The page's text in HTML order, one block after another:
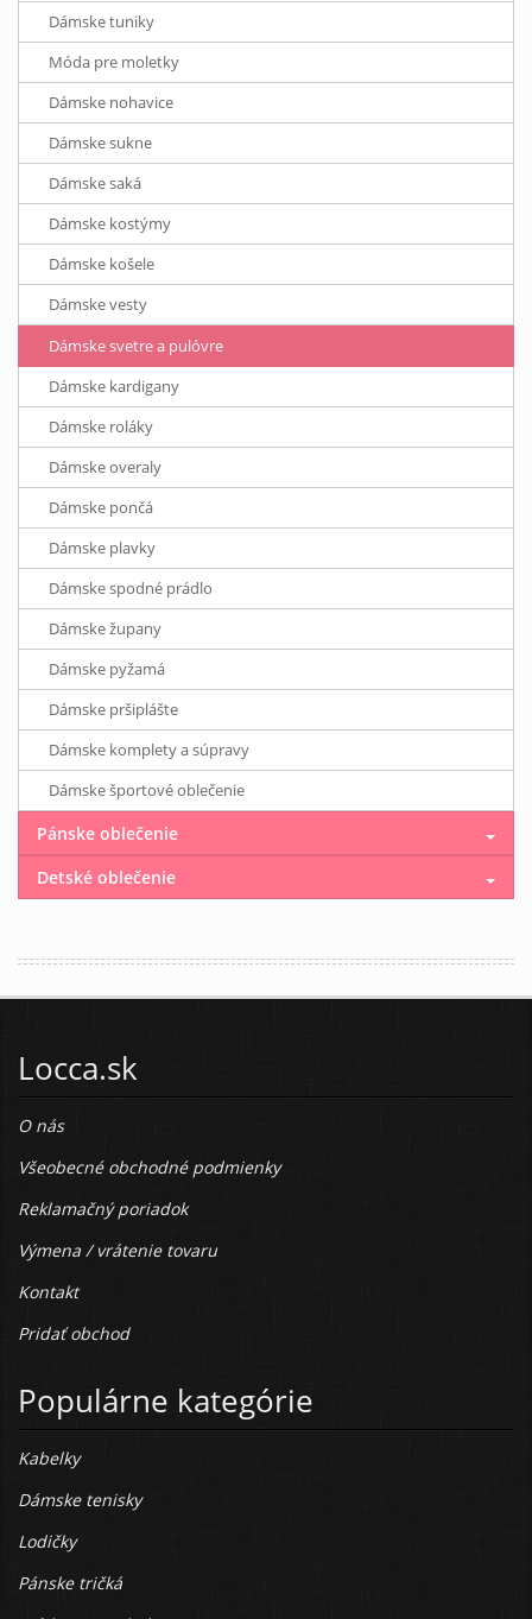
Dámske tuniky
Móda pre moletky
Dámske nohavice
Dámske sukne
Dámske saká
Dámske kostýmy
Dámske košele
Dámske vesty
Dámske svetre a pulóvre
Dámske kardigany
Dámske roláky
Dámske overaly
Dámske pončá
Dámske plavky
Dámske spodné prádlo
Dámske župany
Dámske pyžamá
Dámske pršiplášte
Dámske komplety a súpravy
Dámske športové oblečenie
Pánske oblečenie
Detské oblečenie
Locca.sk
O nás
Všeobecné obchodné podmienky
Reklamačný poriadok
Výmena / vrátenie tovaru
Kontakt
Pridať obchod
Populárne kategórie
Kabelky
Dámske tenisky
Lodičky
Pánske tričká